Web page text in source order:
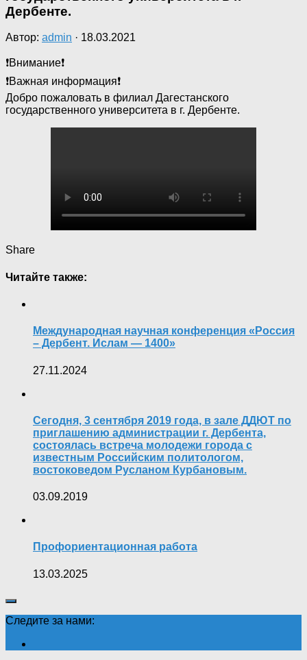
Дербенте.
Автор: admin · 18.03.2021
❗Внимание❗
❗Важная информация❗
Добро пожаловать в филиал Дагестанского
государственного университета в г. Дербенте.
Share
Читайте также:
Международная научная конференция «Россия
– Дербент. Ислам — 1400»
27.11.2024
Сегодня, 3 сентября 2019 года, в зале ДДЮТ по
приглашению администрации г. Дербента,
состоялась встреча молодежи города с
известным Российским политологом,
востоковедом Русланом Курбановым.
03.09.2019
Профориентационная работа
13.03.2025
Следите за нами: